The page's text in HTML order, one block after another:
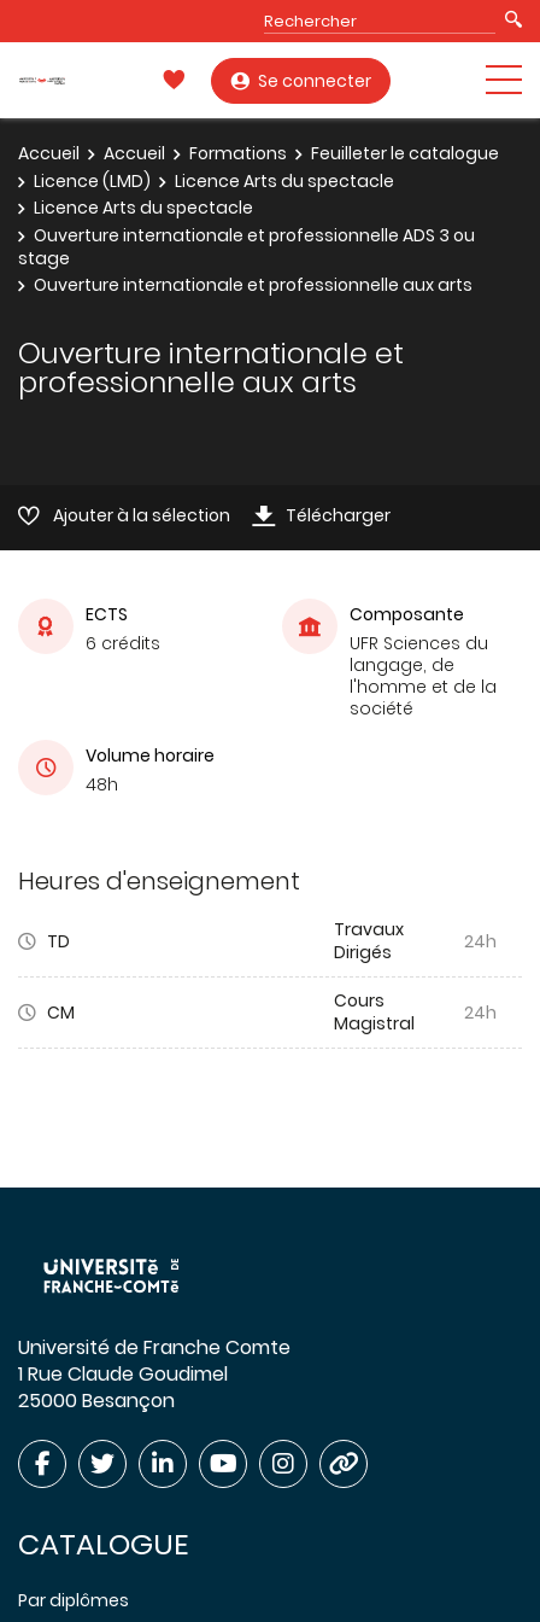
Se connecter
Accueil Accueil Formations
Feuilleter le catalogue
Licence (LMD)
Licence Arts du spectacle
Licence Arts du spectacle
Ouverture internationale et professionnelle ADS 3 ou
stage
Ouverture internationale et professionnelle aux arts
Ouverture internationale et
professionnelle aux arts
Ajouter à la sélection Télécharger
ECTS
6 crédits
Composante
UFR Sciences du
langage, de
l'homme et de la
société
Volume horaire
48h
Heures d'enseignement
TD
Travaux
Dirigés
24h
CM
Cours
Magistral
24h
Université de Franche Comte
1 Rue Claude Goudimel
25000 Besançon
CATALOGUE
Par diplômes